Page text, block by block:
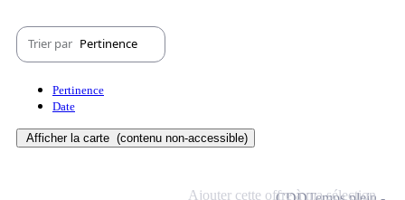
Trier par Pertinence
Pertinence
Date
Afficher la carte (contenu non-accessible)
Ajouter cette offre à ma sélection